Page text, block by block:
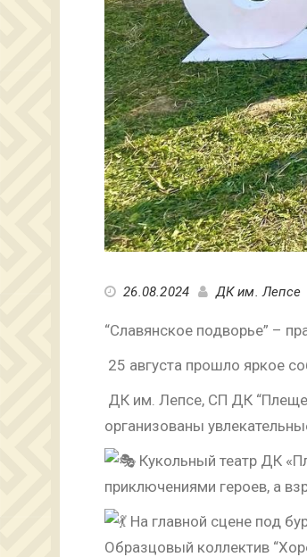
26.08.2024 ДК им. Лепсе
“Славянское подворье” –
25 августа прошло яркое
ДК им. Лепсе, СП ДК
организованы
Кукольный театр ДК
приключениями героев, а
На главной сцене под
Образцовый коллектив